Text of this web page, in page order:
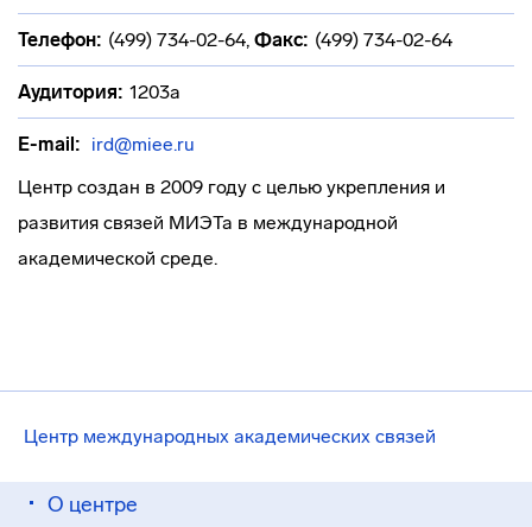
Центр международных академических связей
О центре
Телефон: (499) 734-02-64, Факс: (499) 734-02-64
Аудитория: 1203а
E-mail: ird@miee.ru
Центр создан в 2009 году с целью укрепления и
развития связей МИЭТа в международной
академической среде.